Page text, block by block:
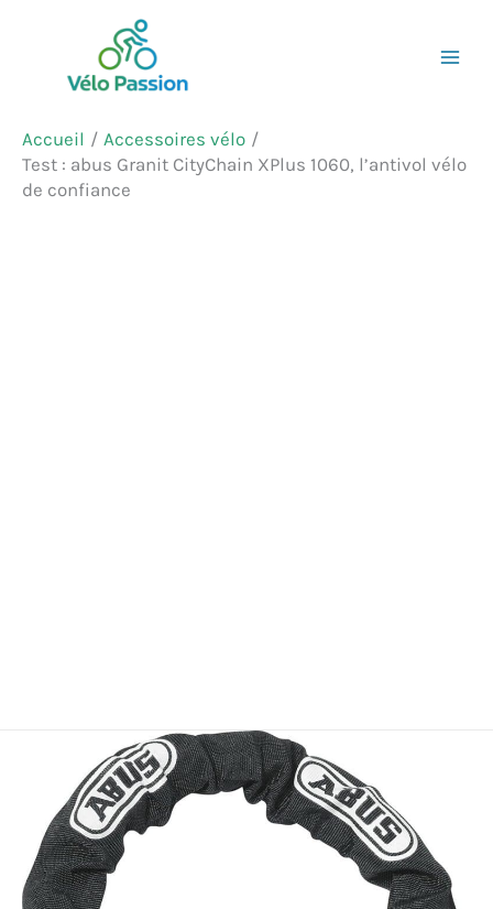
contenu
Accueil
Accessoires vélo
Test : abus Granit CityChain XPlus 1060, l’antivol vélo
de confiance